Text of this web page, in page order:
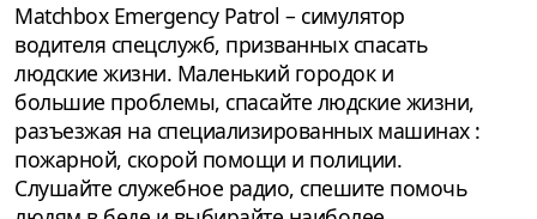
Matchbox Emergency Patrol – симулятор
водителя спецслужб, призванных спасать
людские жизни. Маленький городок и
большие проблемы, спасайте людские жизни,
разъезжая на специализированных машинах :
пожарной, скорой помощи и полиции.
Слушайте служебное радио, спешите помочь